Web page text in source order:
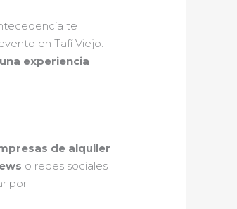
te
en Tafí Viejo.
experiencia
de alquiler
o redes sociales
por